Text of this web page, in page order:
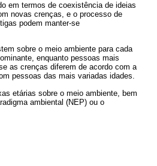
em termos de coexistência de ideias
novas crenças, e o processo de
podem manter-se
sobre o meio ambiente para cada
enquanto pessoas mais
as crenças diferem de acordo com a
pessoas das mais variadas idades.
etárias sobre o meio ambiente, bem
ambiental (NEP) ou o